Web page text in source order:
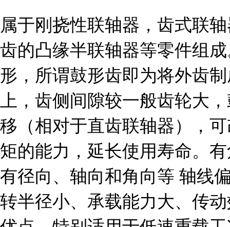
属于刚挠性联轴器，齿式联
齿的凸缘半联轴器等零件组
形，所谓鼓形齿即为将外齿
上，齿侧间隙较一般齿轮大
移（相对于直齿联轴器），
矩的能力，延长使用寿命。
有径向、轴向和角向等 轴线
转半径小、承载能力大、传